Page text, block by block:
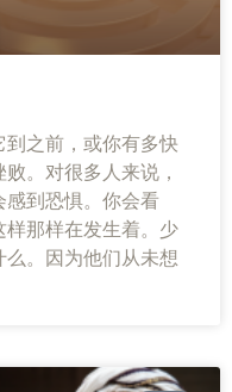
到之前，或你有多快
。对很多人来说，
感到恐惧。你会看
样那样在发生着。少
。因为他们从未想